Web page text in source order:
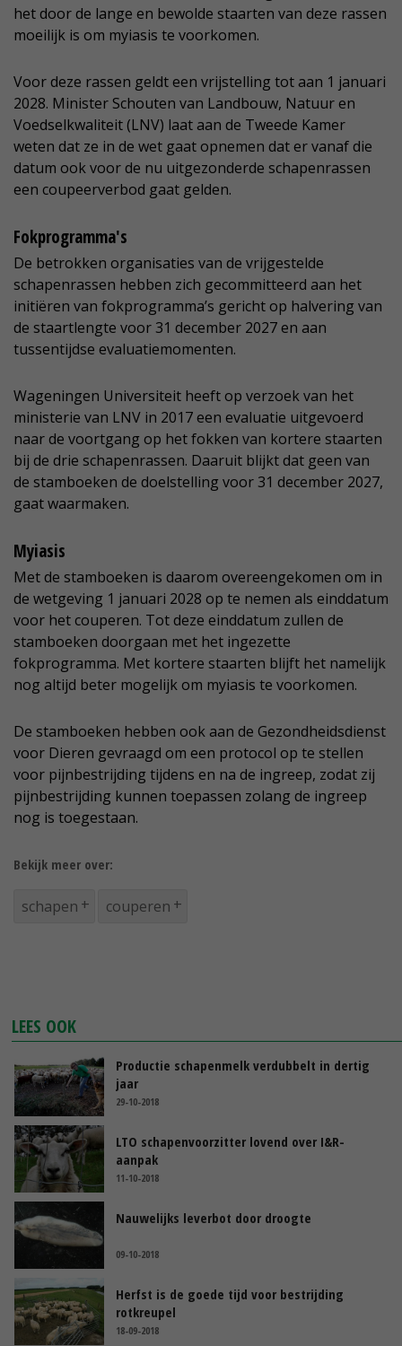
het door de lange en bewolde staarten van deze rassen
moeilijk is om myiasis te voorkomen.
Voor deze rassen geldt een vrijstelling tot aan 1 januari
2028. Minister Schouten van Landbouw, Natuur en
Voedselkwaliteit (LNV) laat aan de Tweede Kamer
weten dat ze in de wet gaat opnemen dat er vanaf die
datum ook voor de nu uitgezonderde schapenrassen
een coupeerverbod gaat gelden.
Fokprogramma's
De betrokken organisaties van de vrijgestelde
schapenrassen hebben zich gecommitteerd aan het
initiëren van fokprogramma’s gericht op halvering van
de staartlengte voor 31 december 2027 en aan
tussentijdse evaluatiemomenten.
Wageningen Universiteit heeft op verzoek van het
ministerie van LNV in 2017 een evaluatie uitgevoerd
naar de voortgang op het fokken van kortere staarten
bij de drie schapenrassen. Daaruit blijkt dat geen van
de stamboeken de doelstelling voor 31 december 2027,
gaat waarmaken.
Myiasis
Met de stamboeken is daarom overeengekomen om in
de wetgeving 1 januari 2028 op te nemen als einddatum
voor het couperen. Tot deze einddatum zullen de
stamboeken doorgaan met het ingezette
fokprogramma. Met kortere staarten blijft het namelijk
nog altijd beter mogelijk om myiasis te voorkomen.
De stamboeken hebben ook aan de Gezondheidsdienst
voor Dieren gevraagd om een protocol op te stellen
voor pijnbestrijding tijdens en na de ingreep, zodat zij
pijnbestrijding kunnen toepassen zolang de ingreep
nog is toegestaan.
Bekijk meer over:
schapen couperen
LEES OOK
Productie schapenmelk verdubbelt in dertig
jaar
29-10-2018
LTO schapenvoorzitter lovend over I&R-
aanpak
11-10-2018
Nauwelijks leverbot door droogte
09-10-2018
Herfst is de goede tijd voor bestrijding
rotkreupel
18-09-2018